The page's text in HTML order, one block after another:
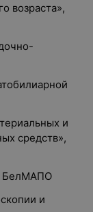
возраста»,
и
средств»,
БелМАПО
и